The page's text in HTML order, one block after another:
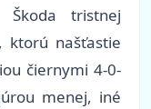
Škoda tristnej
ktorú našťastie
čiernymi 4-0-
menej, iné